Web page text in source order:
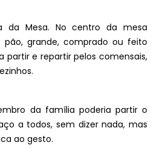
da Mesa. No centro da mesa
grande, comprado ou feito
partir e repartir pelos comensais,
da família poderia partir o
a todos, sem dizer nada, mas
ao gesto.